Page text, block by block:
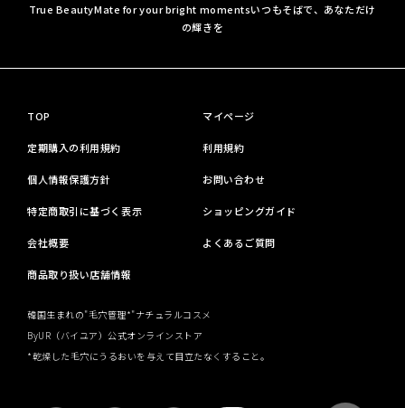
True BeautyMate for your bright momentsいつもそばで、あなただけ
の輝きを
TOP
定期購入の利用規約
個人情報保護方針
マイページ
利用規約
お問い合わせ
特定商取引に基づく表示
会社概要
商品取り扱い店舗情報
ショッピングガイド
よくあるご質問
韓国生まれの"毛穴管理*"ナチュラルコスメ
ByUR（バイユア）公式オンラインストア
*乾燥した毛穴にうるおいを与えて目立たなくすること。